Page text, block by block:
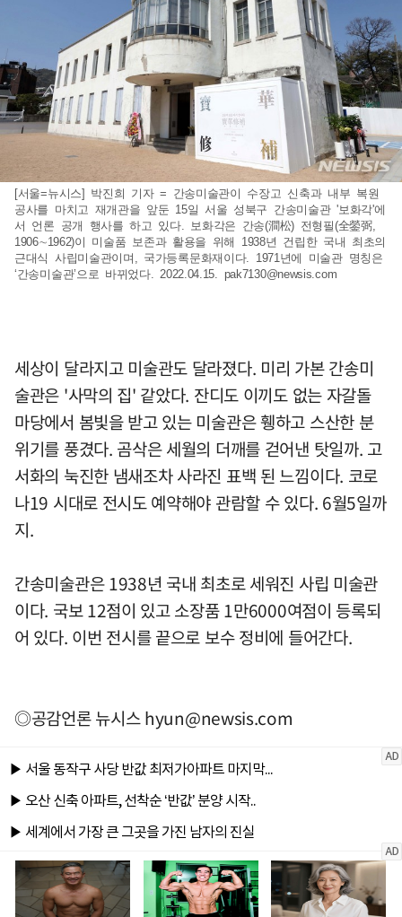
[서울=뉴시스] 박진희 기자 = 간송미술관이 수장고 신축과 내부 복원
공사를 마치고 재개관을 앞둔 15일 서울 성북구 간송미술관 '보화각'에
서 언론 공개 행사를 하고 있다. 보화각은 간송(澗松) 전형필(全鎣弼,
1906∼1962)이 미술품 보존과 활용을 위해 1938년 건립한 국내 최초의
근대식 사립미술관이며, 국가등록문화재이다. 1971년에 미술관 명칭은
‘간송미술관’으로 바뀌었다. 2022.04.15. pak7130@newsis.com
세상이 달라지고 미술관도 달라졌다. 미리 가본 간송미
술관은 '사막의 집' 같았다. 잔디도 이끼도 없는 자갈돌
마당에서 봄빛을 받고 있는 미술관은 휑하고 스산한 분
위기를 풍겼다. 곰삭은 세월의 더깨를 걷어낸 탓일까. 고
서화의 눅진한 냄새조차 사라진 표백 된 느낌이다. 코로
나19 시대로 전시도 예약해야 관람할 수 있다. 6월5일까
지.
간송미술관은 1938년 국내 최초로 세워진 사립 미술관
이다. 국보 12점이 있고 소장품 1만6000여점이 등록되
어 있다. 이번 전시를 끝으로 보수 정비에 들어간다.
◎공감언론 뉴시스hyun@newsis.com